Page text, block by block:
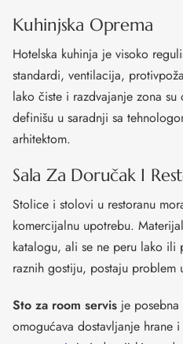
Kuhinjska Oprema
Hotelska kuhinja je visoko
standardi, ventilacija,
lako čiste i razdvajanje zona
definišu u saradnji sa
arhitektom.
Sala Za Doručak I
Stolice i stolovi u restoranu
komercijalnu upotrebu.
katalogu, ali se ne peru lako ili
raznih gostiju, postaju problem
Sto za room servis je
omogućava dostavljanje hrane